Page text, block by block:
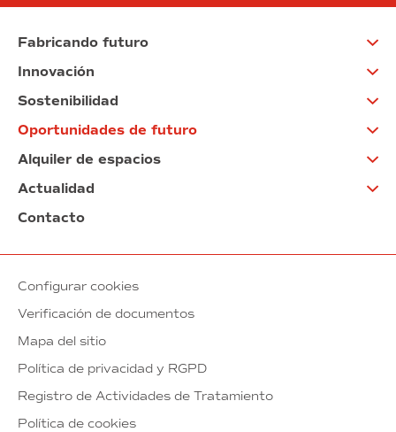
Fabricando futuro
Innovación
Sostenibilidad
Oportunidades de futuro
Alquiler de espacios
Actualidad
Contacto
Configurar cookies
Verificación de documentos
Mapa del sitio
Política de privacidad y RGPD
Registro de Actividades de Tratamiento
Política de cookies